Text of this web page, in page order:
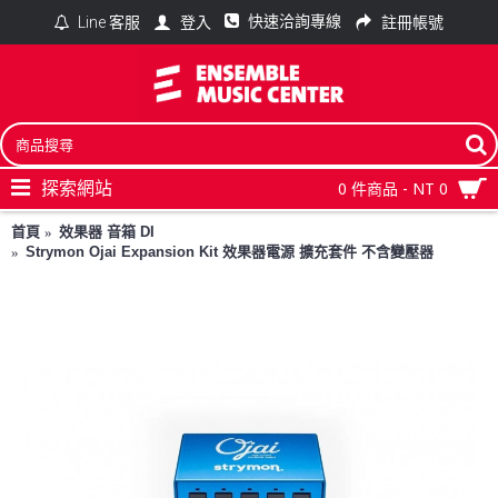
Line 客服 登入 快速洽詢專線 註冊帳號
0 件商品 - NT 0
探索網站
首頁
效果器 音箱 DI
Strymon Ojai Expansion Kit 效果器電源 擴充套件 不含變壓器